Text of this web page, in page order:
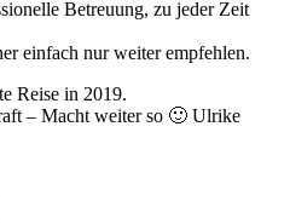
Betreuung, zu jeder Zeit
einfach nur weiter empfehlen.
Reise in 2019.
– Macht weiter so 🙂 Ulrike